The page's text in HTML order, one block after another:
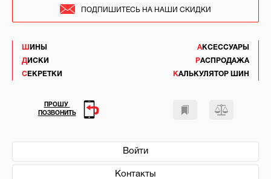
ШИНЫ
ДИСКИ
СЕКРЕТКИ
АКСЕССУАРЫ
РАСПРОДАЖА
КАЛЬКУЛЯТОР ШИН
Войти
Контакты
ПОДПИШИТЕСЬ НА НАШИ СКИДКИ
ПРОШУ
ПОЗВОНИТЬ